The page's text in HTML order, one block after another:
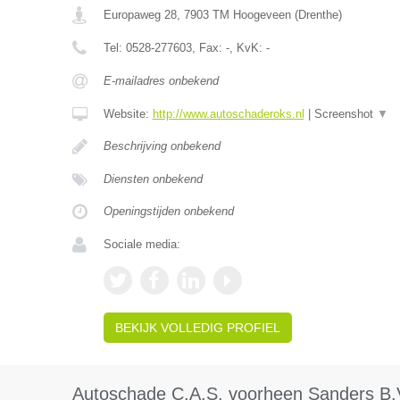
Europaweg 28, 7903 TM Hoogeveen(Drenthe)
Tel: 0528-277603, Fax: -, KvK: -
E-mailadres onbekend
Website: http://www.autoschaderoks.nl Screenshot ▼
Beschrijving onbekend
Diensten onbekend
Openingstijden onbekend
Sociale media:
BEKIJK VOLLEDIG PROFIEL
Autoschade C.A.S. voorheen Sanders